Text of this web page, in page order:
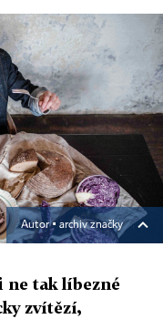
Autor ▪ archiv značky
ne tak líbezné
zvítězí,